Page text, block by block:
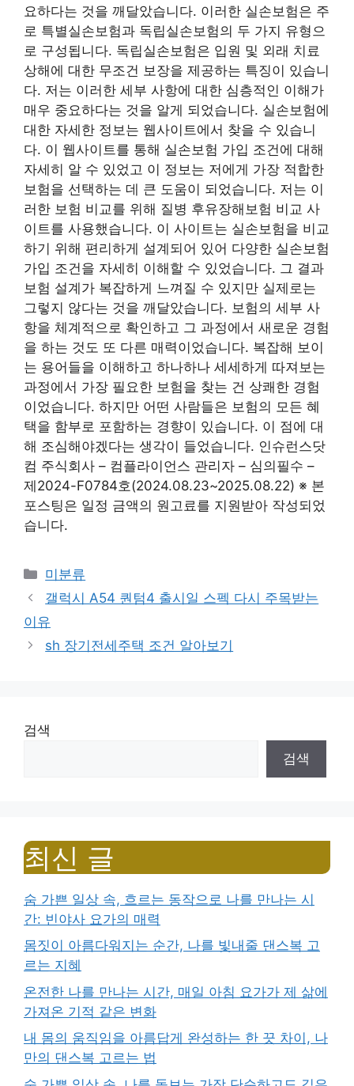
요하다는 것을 깨달았습니다. 이러한 실손보험은 주
로 특별실손보험과 독립실손보험의 두 가지 유형으
로 구성됩니다. 독립실손보험은 입원 및 외래 치료
상해에 대한 무조건 보장을 제공하는 특징이 있습니
다. 저는 이러한 세부 사항에 대한 심층적인 이해가
매우 중요하다는 것을 알게 되었습니다. 실손보험에
대한 자세한 정보는 웹사이트에서 찾을 수 있습니
다. 이 웹사이트를 통해 실손보험 가입 조건에 대해
자세히 알 수 있었고 이 정보는 저에게 가장 적합한
보험을 선택하는 데 큰 도움이 되었습니다. 저는 이
러한 보험 비교를 위해 질병 후유장해보험 비교 사
이트를 사용했습니다. 이 사이트는 실손보험을 비교
하기 위해 편리하게 설계되어 있어 다양한 실손보험
가입 조건을 자세히 이해할 수 있었습니다. 그 결과
보험 설계가 복잡하게 느껴질 수 있지만 실제로는
그렇지 않다는 것을 깨달았습니다. 보험의 세부 사
항을 체계적으로 확인하고 그 과정에서 새로운 경험
을 하는 것도 또 다른 매력이었습니다. 복잡해 보이
는 용어들을 이해하고 하나하나 세세하게 따져보는
과정에서 가장 필요한 보험을 찾는 건 상쾌한 경험
이었습니다. 하지만 어떤 사람들은 보험의 모든 혜
택을 함부로 포함하는 경향이 있습니다. 이 점에 대
해 조심해야겠다는 생각이 들었습니다. 인슈런스닷
컴 주식회사 – 컴플라이언스 관리자 – 심의필수 –
제2024-F0784호(2024.08.23~2025.08.22) ※ 본
포스팅은 일정 금액의 원고료를 지원받아 작성되었
습니다.
Categories
미분류
갤럭시 A54 퀀텀4 출시일 스펙 다시 주목받는
이유
sh 장기전세주택 조건 알아보기
검색
검색
최신 글
숨 가쁜 일상 속, 흐르는 동작으로 나를 만나는 시
간: 빈야사 요가의 매력
몸짓이 아름다워지는 순간, 나를 빛내줄 댄스복 고
르는 지혜
온전한 나를 만나는 시간, 매일 아침 요가가 제 삶에
가져온 기적 같은 변화
내 몸의 움직임을 아름답게 완성하는 한 끗 차이, 나
만의 댄스복 고르는 법